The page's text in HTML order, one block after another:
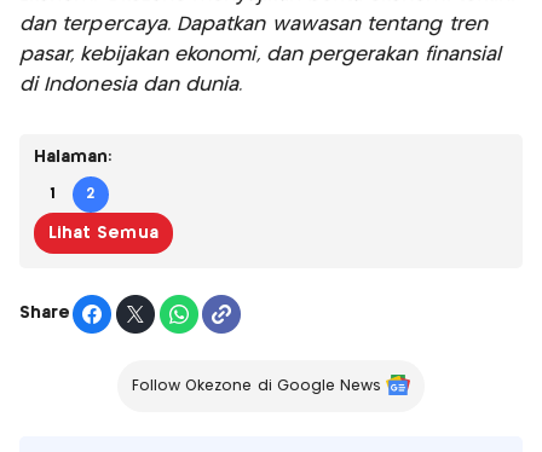
dan terpercaya. Dapatkan wawasan tentang tren
pasar, kebijakan ekonomi, dan pergerakan finansial
di Indonesia dan dunia.
Halaman:
1 2
Lihat Semua
Share
Follow Okezone di Google News